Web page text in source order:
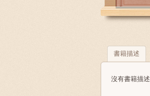
書籍描述
沒有書籍描述